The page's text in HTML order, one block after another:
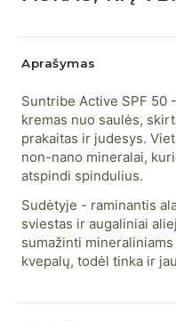
Aprašymas
Suntribe Active SPF 50
kremas nuo saulės,
prakaitas ir judesys.
non-nano mineralai,
atspindi spindulius.
Sudėtyje - raminantis
sviestas ir augaliniai
sumažinti
kvepalų, todėl tinka ir